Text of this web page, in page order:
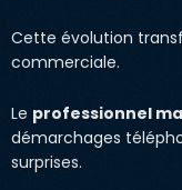
Cette évolution
commerciale.
Le professionnel
démarchages
surprises.